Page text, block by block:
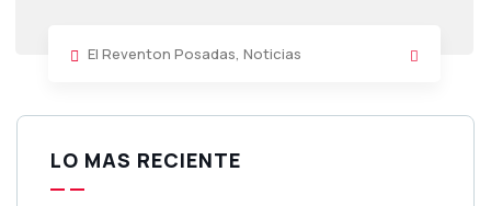
El Reventon Posadas, Noticias
LO MAS RECIENTE